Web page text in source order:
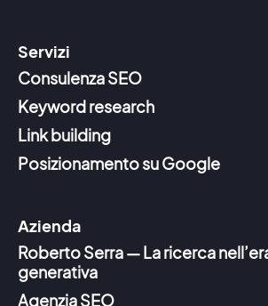
Servizi
Consulenza SEO
Keyword research
Link building
Posizionamento su Google
Azienda
Roberto Serra — La ricerca
generativa
Agenzia SEO